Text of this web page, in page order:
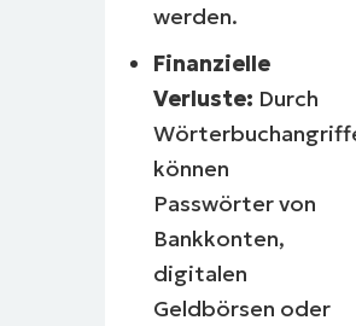
werden.
Finanzielle
Verluste: Durch
können
Passwörter von
Bankkonten,
digitalen
Geldbörsen oder